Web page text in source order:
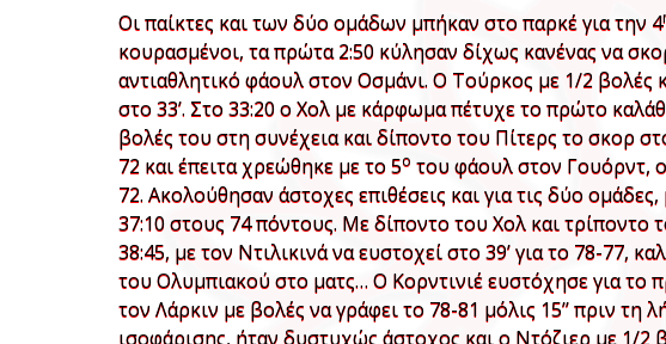
Οι παίκτες και των δύο ομάδων μπήκαν στο παρκέ για την 4
κουρασμένοι, τα πρώτα 2:50 κύλησαν δίχως κανένας να
αντιαθλητικό φάουλ στον Οσμάνι. Ο Τούρκος με 1/2 βολές
στο 33’. Στο 33:20 ο Χολ με κάρφωμα πέτυχε το πρώτο
βολές του στη συνέχεια και δίποντο του Πίτερς το σκορ
72 και έπειτα χρεώθηκε με το 5ο του φάουλ στον Γουόρντ,
72. Ακολούθησαν άστοχες επιθέσεις και για τις δύο
37:10 στους 74 πόντους. Με δίποντο του Χολ και τρίποντο
38:45, με τον Ντιλικινά να ευστοχεί στο 39’ για το 78-77,
του Ολυμπιακού στο ματς… Ο Κορντινιέ ευστόχησε για το
τον Λάρκιν με βολές να γράφει το 78-81 μόλις 15’’ πριν τη
ισοφάρισης, ήταν δυστυχώς άστοχος και ο Ντόζιερ με 1/2